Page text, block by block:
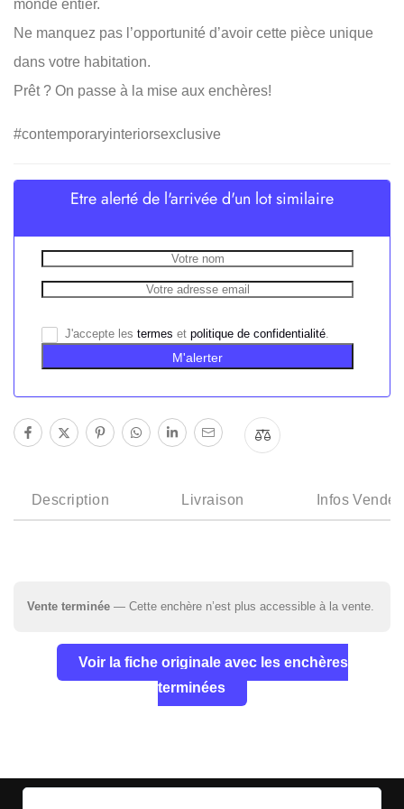
monde entier.
Ne manquez pas l’opportunité d’avoir cette pièce unique
dans votre habitation.
Prêt ? On passe à la mise aux enchères!
#contemporaryinteriorsexclusive
Etre alerté de l'arrivée d'un lot similaire
J'accepte les termes et politique de confidentialité.
M'alerter
Description Livraison Infos
Vente terminée — Cette enchère n’est plus accessible à la vente.
Voir la fiche originale avec les enchères
terminées